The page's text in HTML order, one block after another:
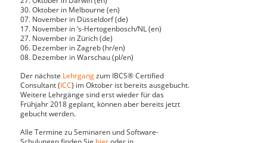
30. Oktober in Melbourne (en)
07. November in Düsseldorf (de)
17. November in ‘s-Hertogenbosch/NL (en)
27. November in Zürich (de)
06. Dezember in Zagreb (hr/en)
08. Dezember in Warschau (pl/en)
Der nächste Lehrgangzum IBCS® Certified
Consultant (ICC) im Oktober ist bereits ausgebucht.
Weitere Lehrgänge sind erst wieder für das
Frühjahr 2018 geplant, können aber bereits jetzt
gebucht werden.
Alle Termine zu Seminaren und Software-